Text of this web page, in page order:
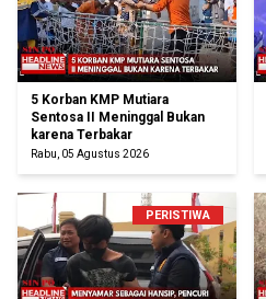
5 Korban KMP Mutiara
Sentosa II Meninggal Bukan
karena Terbakar
Rabu, 05 Agustus 2026
PERISTIWA